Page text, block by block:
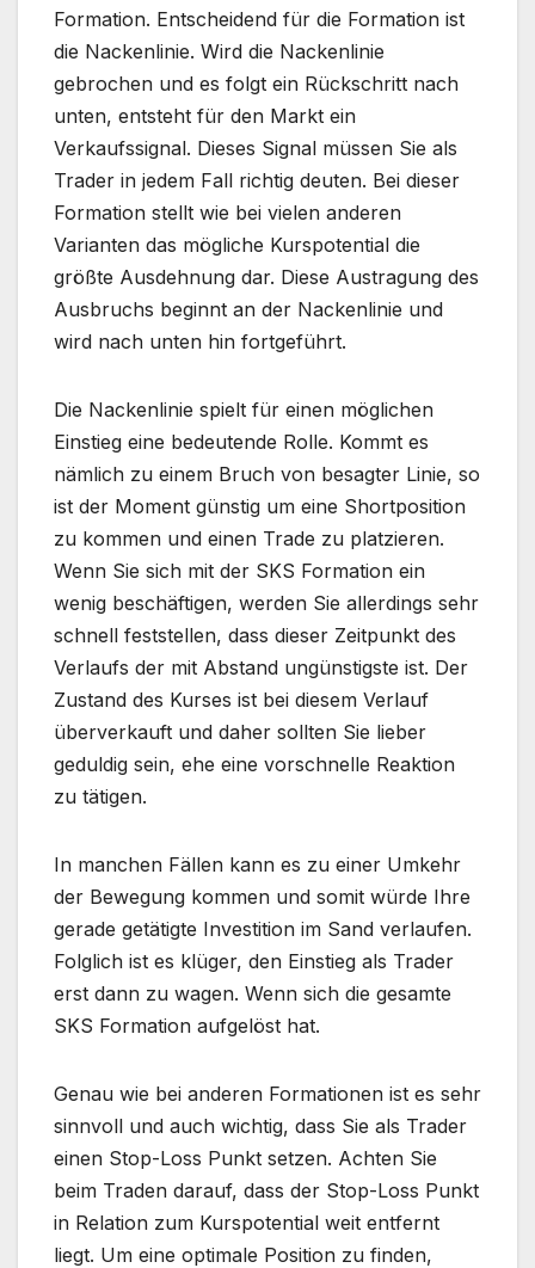
Formation. Entscheidend für die Formation ist
die Nackenlinie. Wird die Nackenlinie
gebrochen und es folgt ein Rückschritt nach
unten, entsteht für den Markt ein
Verkaufssignal. Dieses Signal müssen Sie als
Trader in jedem Fall richtig deuten. Bei dieser
Formation stellt wie bei vielen anderen
Varianten das mögliche Kurspotential die
größte Ausdehnung dar. Diese Austragung des
Ausbruchs beginnt an der Nackenlinie und
wird nach unten hin fortgeführt.
Die Nackenlinie spielt für einen möglichen
Einstieg eine bedeutende Rolle. Kommt es
nämlich zu einem Bruch von besagter Linie, so
ist der Moment günstig um eine Shortposition
zu kommen und einen Trade zu platzieren.
Wenn Sie sich mit der SKS Formation ein
wenig beschäftigen, werden Sie allerdings sehr
schnell feststellen, dass dieser Zeitpunkt des
Verlaufs der mit Abstand ungünstigste ist. Der
Zustand des Kurses ist bei diesem Verlauf
überverkauft und daher sollten Sie lieber
geduldig sein, ehe eine vorschnelle Reaktion
zu tätigen.
In manchen Fällen kann es zu einer Umkehr
der Bewegung kommen und somit würde Ihre
gerade getätigte Investition im Sand verlaufen.
Folglich ist es klüger, den Einstieg als Trader
erst dann zu wagen. Wenn sich die gesamte
SKS Formation aufgelöst hat.
Genau wie bei anderen Formationen ist es sehr
sinnvoll und auch wichtig, dass Sie als Trader
einen Stop-Loss Punkt setzen. Achten Sie
beim Traden darauf, dass der Stop-Loss Punkt
in Relation zum Kurspotential weit entfernt
liegt. Um eine optimale Position zu finden,